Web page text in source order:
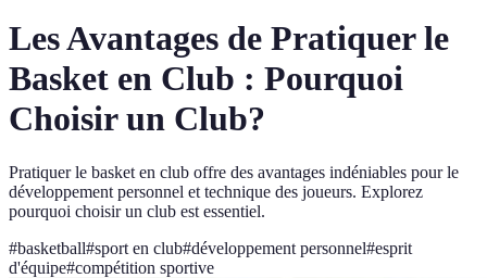
Les Avantages de Pratiquer le
Basket en Club : Pourquoi
Choisir un Club?
Pratiquer le basket en club offre des avantages indéniables pour le
développement personnel et technique des joueurs. Explorez
pourquoi choisir un club est essentiel.
#basketball#sport en club#développement personnel#esprit
d'équipe#compétition sportive